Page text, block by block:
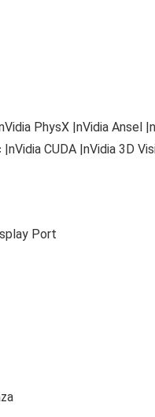
PhysX |nVidia
CUDA |nVidia 3D
Port